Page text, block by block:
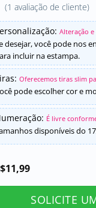
(1 avaliação de cliente)
Alteração
desejar, você pode nos
incluir na estampa.
Oferecemos tiras slim
pode escolher cor e
É livre
disponíveis do
11,99
SOLICITE